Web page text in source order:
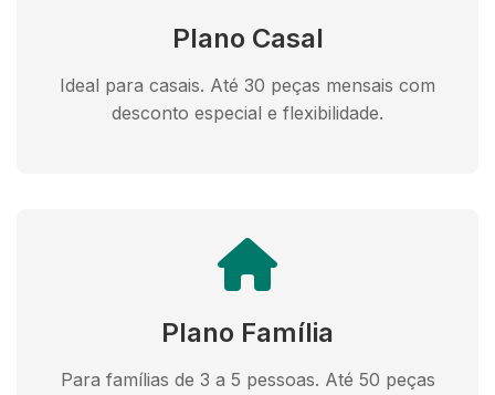
Plano Casal
Ideal para casais. Até 30 peças mensais com
desconto especial e flexibilidade.
Plano Família
Para famílias de 3 a 5 pessoas. Até 50 peças